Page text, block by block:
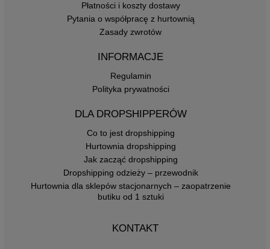
Płatności i koszty dostawy
Pytania o współpracę z hurtownią
Zasady zwrotów
INFORMACJE
Regulamin
Polityka prywatności
DLA DROPSHIPPERÓW
Co to jest dropshipping
Hurtownia dropshipping
Jak zacząć dropshipping
Dropshipping odzieży – przewodnik
Hurtownia dla sklepów stacjonarnych – zaopatrzenie
butiku od 1 sztuki
KONTAKT